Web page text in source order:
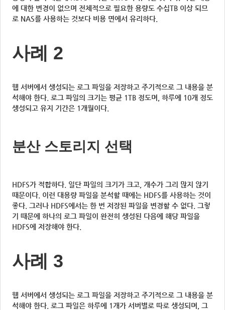
에 대한 변경이 없으며 전체적으로 필요한 용량도 수십TB 이상 되므
로 NAS를 사용하는 것보다 비용 면에서 유리하다.
사례 2
웹 서버에서 생성되는 로그 파일을 저장하고 주기적으로 그 내용을 분
석해야 한다. 로그 파일의 크기는 평균 1TB 정도며, 하루에 10개 정도
생성되고 유지 기간은 1개월이다.
분산 스토리지 선택
HDFS가 적합하다. 일단 파일의 크기가 크고, 개수가 그리 많지 않기
때문이다. 이런 대용량 파일을 분석할 때에는 HDFS를 사용하는 것이
좋다. 그러나 HDFS에서는 한 번 저장된 파일을 변경할 수 없다. 그렇
기 때문에 하나의 로그 파일이 완전히 생성된 다음에 해당 파일을
HDFS에 저장해야 한다.
사례 3
웹 서버에서 생성되는 로그 파일을 저장하고 주기적으로 그 내용을 분
석해야 한다. 로그 파일은 하루에 1개가 서버별로 따로 생성되며, 그